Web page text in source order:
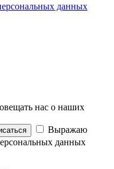
данных
нас о наших
Выражаю
данных